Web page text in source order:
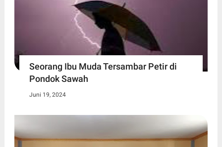
Seorang Ibu Muda Tersambar Petir di
Pondok Sawah
Juni 19, 2024